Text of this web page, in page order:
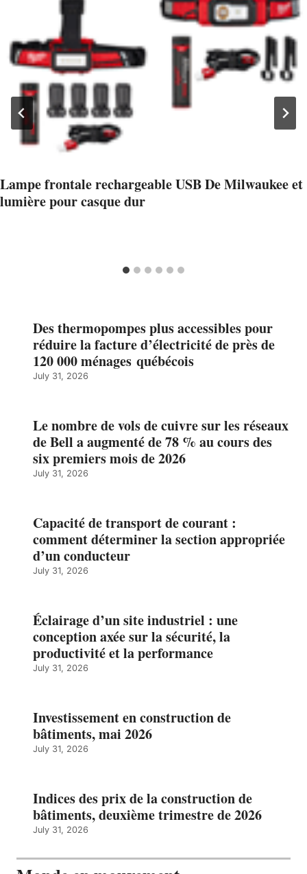
Lampe frontale rechargeable USB De Milwaukee et
lumière pour casque dur
Des thermopompes plus accessibles pour
réduire la facture d’électricité de près de
120 000 ménages québécois
July 31, 2026
Le nombre de vols de cuivre sur les réseaux
de Bell a augmenté de 78 % au cours des
six premiers mois de 2026
July 31, 2026
Capacité de transport de courant :
comment déterminer la section appropriée
d’un conducteur
July 31, 2026
Éclairage d’un site industriel : une
conception axée sur la sécurité, la
productivité et la performance
July 31, 2026
Investissement en construction de
bâtiments, mai 2026
July 31, 2026
Indices des prix de la construction de
bâtiments, deuxième trimestre de 2026
July 31, 2026